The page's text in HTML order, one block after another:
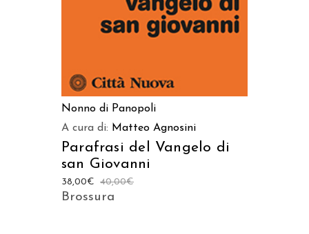
Nonno di Panopoli
A cura di: Matteo Agnosini
Parafrasi del Vangelo di
san Giovanni
40,00€
38,00€
Brossura